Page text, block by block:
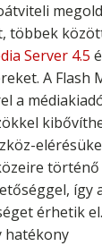
többek
Server 4.5
A Flash
a
történő
így
érhetik
hatékony